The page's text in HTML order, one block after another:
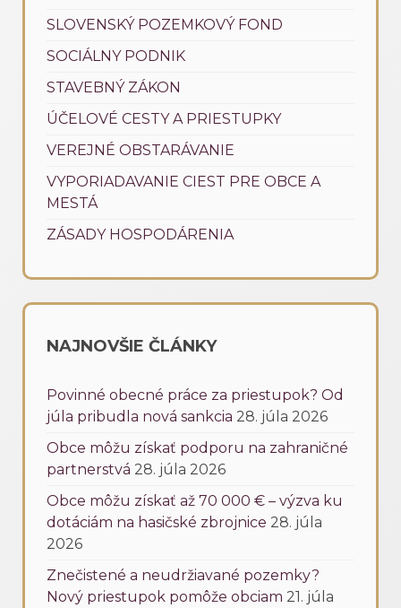
SLOVENSKÝ POZEMKOVÝ FOND
SOCIÁLNY PODNIK
STAVEBNÝ ZÁKON
ÚČELOVÉ CESTY A PRIESTUPKY
VEREJNÉ OBSTARÁVANIE
VYPORIADAVANIE CIEST PRE OBCE A
MESTÁ
ZÁSADY HOSPODÁRENIA
NAJNOVŠIE ČLÁNKY
Povinné obecné práce za priestupok? Od
júla pribudla nová sankcia 28. júla 2026
Obce môžu získať podporu na zahraničné
partnerstvá 28. júla 2026
Obce môžu získať až 70 000 € – výzva ku
dotáciám na hasičské zbrojnice 28. júla
2026
Znečistené a neudržiavané pozemky?
Nový priestupok pomôže obciam 21. júla